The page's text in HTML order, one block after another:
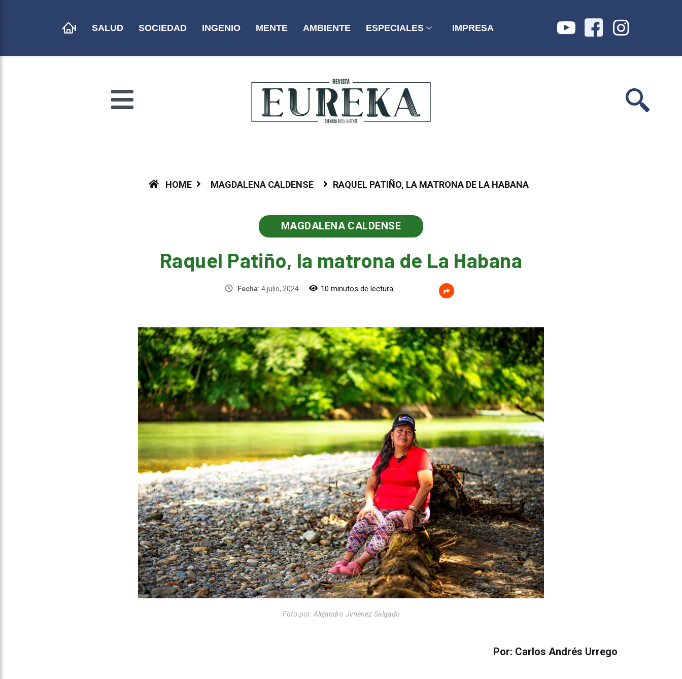
I SALUD SOCIEDAD INGENIO MENTE AMBIENTE ESPECIALES IMPRESA
HOME MAGDALENA CALDENSE RAQUEL PATIÑO, LA MATRONA DE LA HABANA
MAGDALENA CALDENSE
Raquel Patiño, la matrona de La Habana
Fecha: 4 julio, 2024 10 minutos de lectura
Foto por: Alejandro Jiménez Salgado
Por: Carlos Andrés Urrego